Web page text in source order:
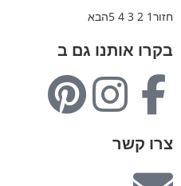
חזור1
2
3
4
5הבא
בקרו אותנו גם ב
צרו קשר